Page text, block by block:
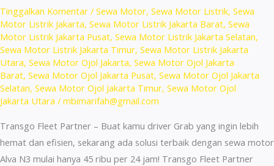
Murah!
Tinggalkan Komentar / Sewa Motor, Sewa Motor Listrik, Sewa
Motor Listrik Jakarta, Sewa Motor Listrik Jakarta Barat, Sewa
Motor Listrik Jakarta Pusat, Sewa Motor Listrik Jakarta Selatan,
Sewa Motor Listrik Jakarta Timur, Sewa Motor Listrik Jakarta
Utara, Sewa Motor Ojol Jakarta, Sewa Motor Ojol Jakarta
Barat, Sewa Motor Ojol Jakarta Pusat, Sewa Motor Ojol Jakarta
Selatan, Sewa Motor Ojol Jakarta Timur, Sewa Motor Ojol
Jakarta Utara / mbimarifah@gmail.com
Transgo Fleet Partner – Buat kamu driver Grab yang ingin lebih
hemat dan efisien, sekarang ada solusi terbaik dengan sewa motor
Alva N3 mulai hanya 45 ribu per 24 jam! Transgo Fleet Partner